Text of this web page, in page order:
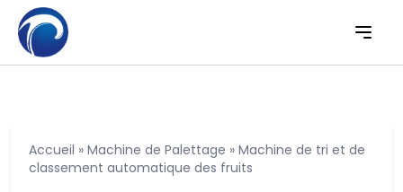
Accueil » Machine de Palettage » Machine de tri et de
classement automatique des fruits